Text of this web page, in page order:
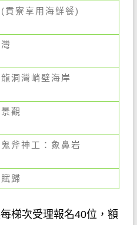
貢寮享用海鮮餐)
洞灣峭壁海岸
觀
斧神工：象鼻岩
歸
梯次受理報名40位，額